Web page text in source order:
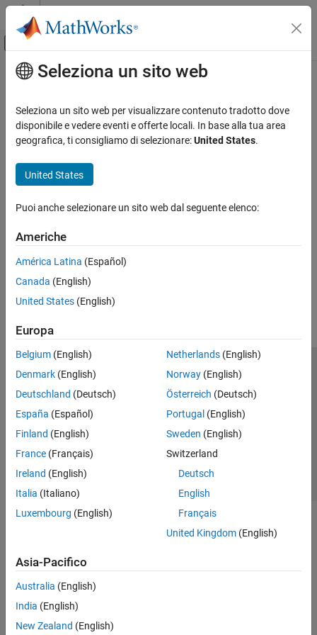
Vai al contenuto
Attiva/disattiva menu di navigazione
Pagina iniziale della documentazione
Contenuto principale
Seleziona un sito web
Seleziona un sito web per visualizzare contenuto tradotto dove
disponibile e vedere eventi e offerte locali. In base alla tua area
geografica, ti consigliamo di selezionare:United States.
United States
Puoi anche selezionare un sito web dal seguente elenco:
Americhe
América Latina (Español)
Canada (English)
United States (English)
Europa
Belgium (English)
Denmark (English)
Deutschland (Deutsch)
España (Español)
Finland (English)
France (Français)
Ireland (English)
Italia (Italiano)
Luxembourg (English)
Netherlands(English)
Norway(English)
Österreich (Deutsch)
Portugal (English)
Sweden (English)
Switzerland
Deutsch
English
Français
United Kingdom(English)
Asia-Pacifico
Australia (English)
India (English)
New Zealand (English)
Centro di fiducia
Informativa sulla privacy
Antipirateria
Stato dell'applicazione
Contatti
© 1994-2026 The MathWorks, Inc.